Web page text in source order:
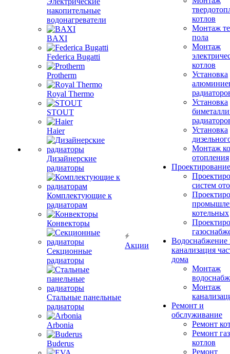
накопительные
водонагреватели
BAXI
Federica Bugatti
Protherm
Royal Thermo
STOUT
Haier
Дизайнерские
радиаторы
Комплектующие к
радиаторам
Конвекторы
Секционные
радиаторы
Стальные панельные
радиаторы
Arbonia
Buderus
Акции
котлов
Монтаж
пола
Монтаж
котлов
Установка
Установка
Установка
Монтаж
отопления
Проектирование
систем
котельных
Водоснабжение
канализация
дома
Монтаж
Монтаж
Ремонт и
обслуживание
Ремонт
Ремонт
котлов
Ремонт